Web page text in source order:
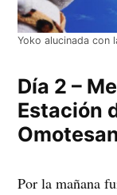
Yoko alucinada con
Día 2 –
Estación
Por la mañana